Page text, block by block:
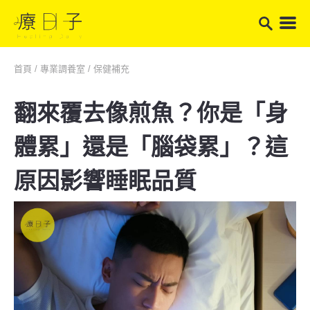
首頁 / 專業調養室 / 保健補充
翻來覆去像煎魚？你是「身
體累」還是「腦袋累」？這
原因影響睡眠品質